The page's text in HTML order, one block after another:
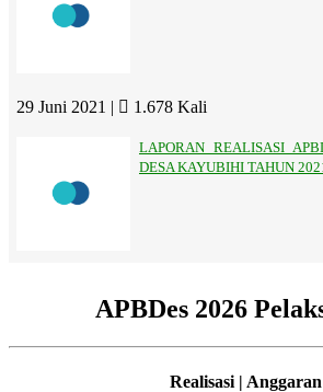
29 Juni 2021 | 1.678 Kali
LAPORAN REALISASI
DESA KAYUBIHI TAHUN
APBDes 2026
Realisasi | Anggaran